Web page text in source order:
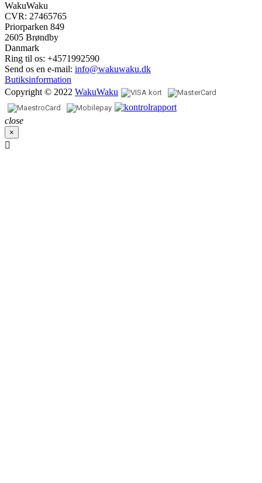
WakuWaku
CVR: 27465765
Priorparken 849
2605 Brøndby
Danmark
Ring til os: +4571992590
Send os en e-mail: info@wakuwaku.dk
Butiksinformation
Copyright © 2022 WakuWaku
close
×
